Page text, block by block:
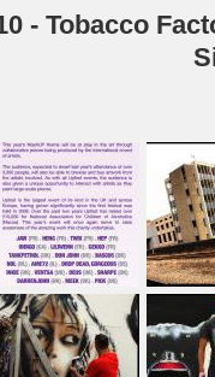
- Tobacco